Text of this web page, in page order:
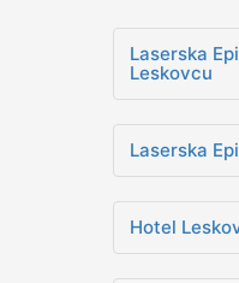
Laserska
Leskovcu
Laserska
Hotel